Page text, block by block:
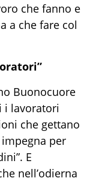
che fanno e
a che fare col
Buonocuore
i lavoratori
che gettano
per
E
nell’odierna